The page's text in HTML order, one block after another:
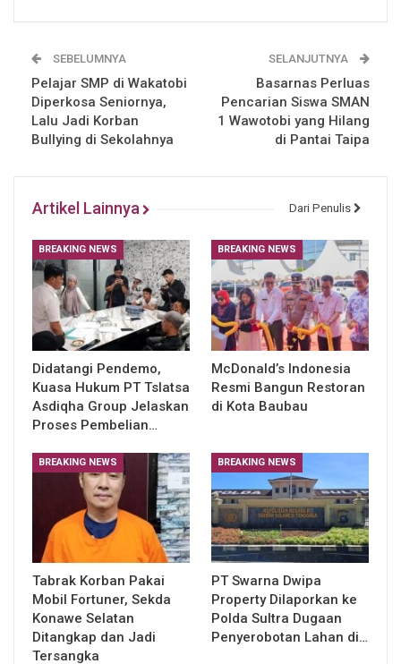
SEBELUMNYA
Pelajar SMP di Wakatobi
Diperkosa Seniornya,
Lalu Jadi Korban
Bullying di Sekolahnya
SELANJUTNYA
Basarnas Perluas
Pencarian Siswa SMAN
1 Wawotobi yang Hilang
di Pantai Taipa
Artikel Lainnya Dari Penulis
BREAKING NEWS
Didatangi Pendemo,
Kuasa Hukum PT Tslatsa
Asdiqha Group Jelaskan
Proses Pembelian…
BREAKING NEWS
McDonald’s Indonesia
Resmi Bangun Restoran
di Kota Baubau
BREAKING NEWS
Tabrak Korban Pakai
Mobil Fortuner, Sekda
Konawe Selatan
Ditangkap dan Jadi
Tersangka
BREAKING NEWS
PT Swarna Dwipa
Property Dilaporkan ke
Polda Sultra Dugaan
Penyerobotan Lahan di…